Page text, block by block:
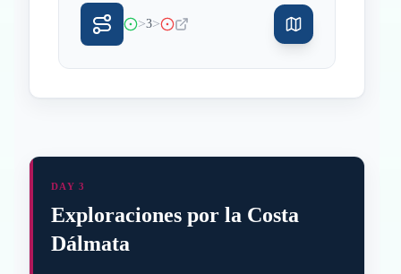
>3>
DAY 3
Exploraciones por la Costa
Dálmata